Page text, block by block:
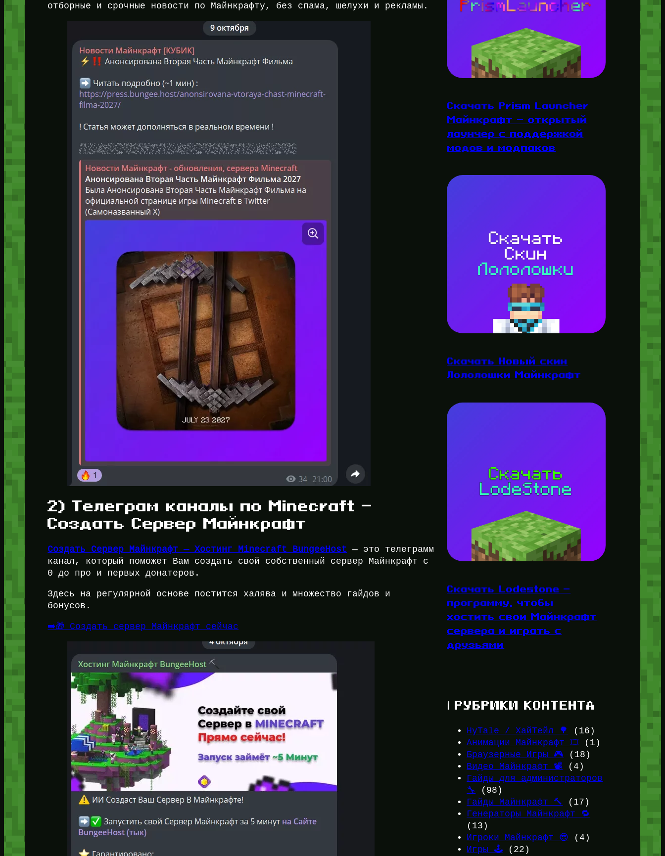
отборные и срочные новости по Майнкрафту, без спама, шелухи и рекламы.
2) Телеграм каналы по Minecraft —
Создать Сервер Майнкрафт
Создать Сервер Майнкрафт — Хостинг Minecraft BungeeHost — это телеграмм
канал, который поможет Вам создать свой собственный сервер Майнкрафт с
0 до про и первых донатеров.
Здесь на регулярной основе постится халява и множество гайдов и
бонусов.
➡️🎁 Создать сервер Майнкрафт сейчас
Скачать Prism Launcher
Майнкрафт — открытый
лаунчер с поддержкой
модов и модпаков
Скачать Новый скин
Лололошки Майнкрафт
Скачать Lodestone —
программу, чтобы
хостить свои Майнкрафт
сервера и играть с
друзьями
ℹ️ РУБРИКИ КОНТЕНТА
HyTale / ХайТейл 🌳
(16)
Анимации Майнкрафт 🎞️ (1)
Браузерные Игры 🎮 (18)
Видео Майнкрафт 📽️ (4)
Гайды для администраторов
🔧
(98)
Гайды Майнкрафт 🔨
(17)
Генераторы Майнкрафт 🔁
(13)
Игроки Майнкрафт 😎 (4)
Игры 🕹️ (22)